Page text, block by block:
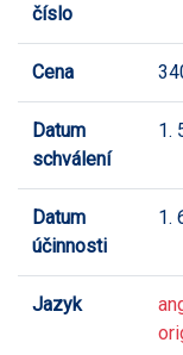
číslo
Cena
Datum
schválení
1.
Datum
účinnosti
1.
Jazyk